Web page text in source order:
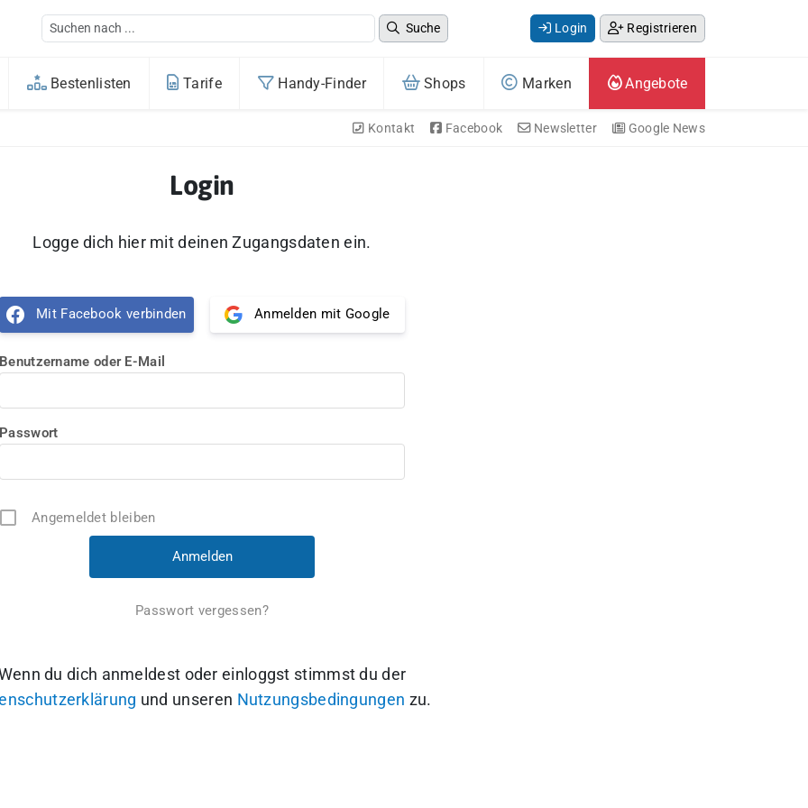
Suche Login Registrieren
Bestenlisten Tarife Handy-Finder Shops Marken Angebote
Kontakt Facebook Newsletter Google News
Login
Logge dich hier mit deinen Zugangsdaten ein.
Mit Facebook verbinden Anmelden mit Google
Benutzername oder E-Mail
Passwort
Angemeldet bleiben
Passwort vergessen?
du dich anmeldest oder einloggst stimmst du der
und unseren Nutzungsbedingungen zu.